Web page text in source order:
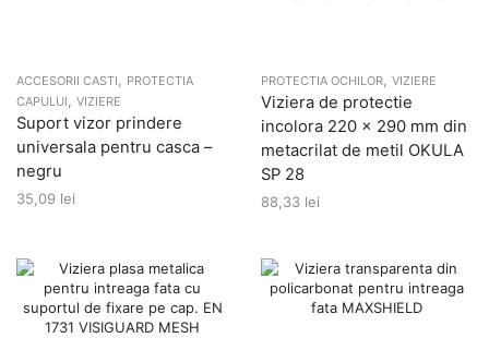
ACCESORII CASTI
PROTECTIA
CAPULUI
VIZIERE
Suport vizor prindere
universala pentru casca –
negru
35,09 lei
PROTECTIA OCHILOR VIZIERE
Viziera de protectie
incolora 220 x 290 mm din
metacrilat de metil OKULA
SP 28
88,33 lei